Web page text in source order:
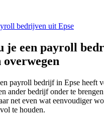
bedrijven uit Epse
je een payroll
overwegen
payroll bedrijf in Epse heeft
ander bedrijf onder te
net even wat eenvoudiger
te houden.